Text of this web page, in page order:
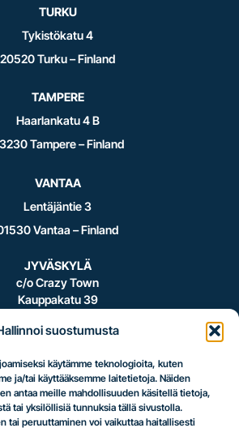
suostumusta
käytämme teknologioita, kuten
ja/tai käyttääksemme laitetietoja. Näiden
antaa meille mahdollisuuden käsitellä tietoja,
tai yksilöllisiä tunnuksia tällä sivustolla.
tai peruuttaminen voi vaikuttaa haitallisesti
TURKU
Tykistökatu 4
20520 Turku – Finland
TAMPERE
Haarlankatu 4 B
Tampere – Finland
VANTAA
Lentäjäntie 3
Vantaa – Finland
JYVÄSKYLÄ
c/o Crazy Town
Kauppakatu 39